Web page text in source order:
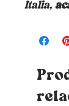
Italia,